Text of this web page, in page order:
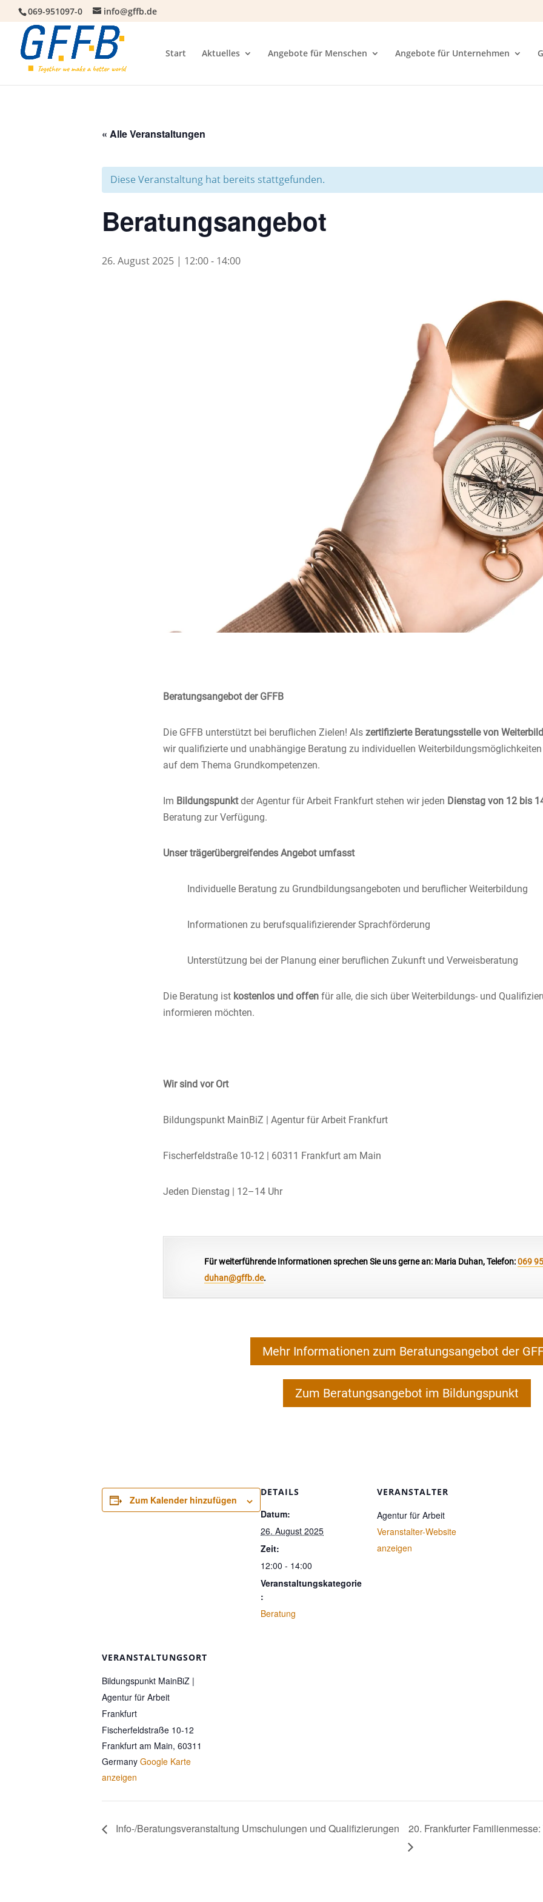
069-951097-0 info@gffb.de
Start Aktuelles Angebote für Menschen Angebote für Unternehmen
« Alle Veranstaltungen
Diese Veranstaltung hat bereits stattgefunden.
Beratungsangebot
26. August 2025 | 12:00- 14:00
Beratungsangebot der GFFB
Die GFFB unterstützt bei beruflichen Zielen! Als zertifizierte Beratungsstelle von
wir qualifizierte und unabhängige Beratung zu individuellen
auf dem Thema Grundkompetenzen.
Im Bildungspunktder Agentur für Arbeit Frankfurt stehen wir jeden Dienstag von 12 bis
Beratung zur Verfügung.
Unser trägerübergreifendes Angebot umfasst
Individuelle Beratung zu Grundbildungsangeboten und beruflicher Weiterbildung
Informationen zu berufsqualifizierender Sprachförderung
Unterstützung bei der Planung einer beruflichen Zukunft und Verweisberatung
Die Beratung ist kostenlos und offenfür alle, die sich über Weiterbildungs- und
informieren möchten.
Wir sind vor Ort
Bildungspunkt MainBiZ | Agentur für Arbeit Frankfurt
Fischerfeldstraße 10-12 | 60311 Frankfurt am Main
Jeden Dienstag | 12–14 Uhr
Für weiterführende Informationen sprechen Sie uns gerne an: Maria Duhan, Telefon:069
duhan@gffb.de.
Mehr Informationen zum Beratungsangebot der
Zum Beratungsangebot im Bildungspunkt
Zum Kalender hinzufügen
DETAILS
Datum:
26. August 2025
Zeit:
12:00 - 14:00
Veranstaltungskategorie
:
Beratung
VERANSTALTER
Agentur für Arbeit
Veranstalter-Website
anzeigen
VERANSTALTUNGSORT
Bildungspunkt MainBiZ |
Agentur für Arbeit
Frankfurt
Fischerfeldstraße 10-12
Frankfurt am Main, 60311
Germany Google Karte
anzeigen
Info-/Beratungsveranstaltung Umschulungen und Qualifizierungen 20. Frankfurter